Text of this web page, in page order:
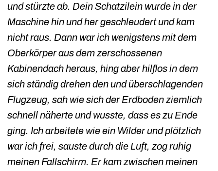
und stürzte ab. Dein Schatzilein wurde in der
Maschine hin und her geschleudert und kam
nicht raus. Dann war ich wenigstens mit dem
Oberkörper aus dem zerschossenen
Kabinendach heraus, hing aber hilflos in dem
sich ständig drehen den und überschlagenden
Flugzeug, sah wie sich der Erdboden ziemlich
schnell näherte und wusste, dass es zu Ende
ging. Ich arbeitete wie ein Wilder und plötzlich
war ich frei, sauste durch die Luft, zog ruhig
meinen Fallschirm. Er kam zwischen meinen